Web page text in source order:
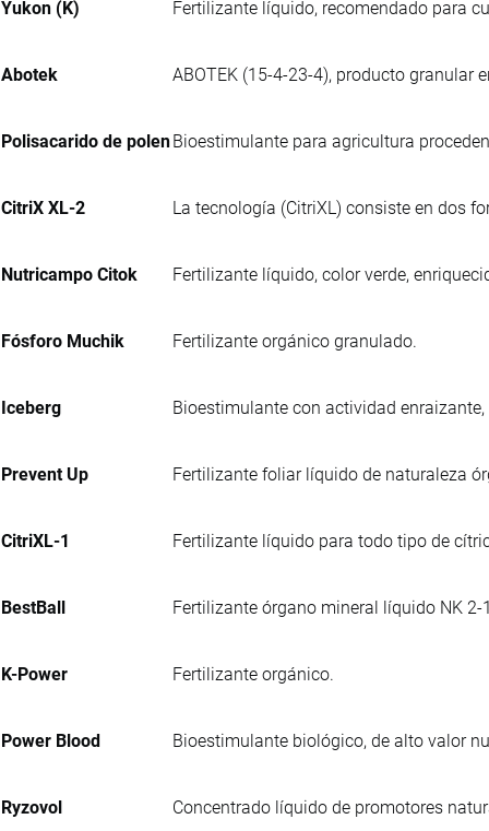
Yukon (K) Fertilizante líquido, recomendado para
Abotek ABOTEK (15-4-23-4), producto granular
Polisacarido de polen Bioestimulante para agricultura
CitriX XL-2 La tecnología (CitriXL) consiste en dos
Nutricampo Citok Fertilizante líquido, color verde,
Fósforo Muchik Fertilizante orgánico granulado.
Iceberg Bioestimulante con actividad
Prevent Up Fertilizante foliar líquido de naturaleza
CitriXL-1 Fertilizante líquido para todo tipo de
BestBall Fertilizante órgano mineral líquido NK 2-
K-Power Fertilizante orgánico.
Power Blood Bioestimulante biológico, de alto valor
Ryzovol Concentrado líquido de promotores